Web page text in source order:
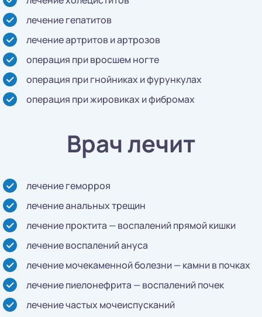
лечение гепатитов
лечение артритов и артрозов
операция при вросшем ногте
операция при гнойниках и фурункулах
операция при жировиках и фибромах
Врач лечит
лечение геморроя
лечение анальных трещин
лечение проктита — воспалений прямой кишки
лечение воспалений ануса
лечение мочекаменной болезни — камни в почках
лечение пиелонефрита — воспалений почек
лечение частых мочеиспусканий